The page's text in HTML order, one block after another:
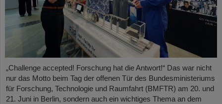
„Challenge accepted! Forschung hat die Antwort!“ Das war nicht
nur das Motto beim Tag der offenen Tür des Bundesministeriums
für Forschung, Technologie und Raumfahrt (BMFTR) am 20. und
21. Juni in Berlin, sondern auch ein wichtiges Thema an dem